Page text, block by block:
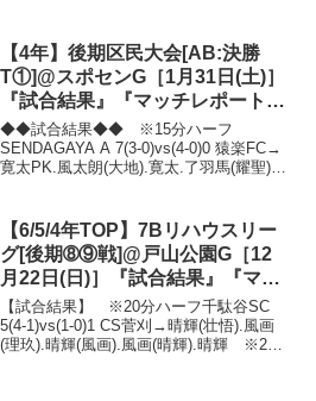
取り組んでき...
【4年】後期区民大会[AB:決勝
T①]@スポセンG［1月31日(土)］
『試合結果』『マッチレポート』
『試合動画』
◆◆試合結果◆◆ ※15分ハーフ
SENDAGAYA A 7(3-0)vs(4-0)0 猿楽FC→
寛太PK.風太朗(大地).寛太.了羽馬(耀聖).
【6/5/4年TOP】7Bリハウスリー
グ[後期➇⑨戦]@戸山公園G［12
月22日(日)］『試合結果』『マッ
チレポート』『試合動画』
【試合結果】 ※20分ハーフ千駄谷SC
5(4-1)vs(1-0)1 CS菅刈→晴輝(壮悟).風画
(理玖).晴輝(風画).風画(晴輝).晴輝 ※20